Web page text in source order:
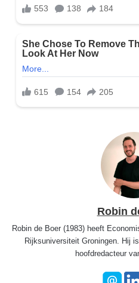
Robin
Robin de Boer (1983) heeft
Rijksuniversiteit Groningen. Hij
hoofdredacteur